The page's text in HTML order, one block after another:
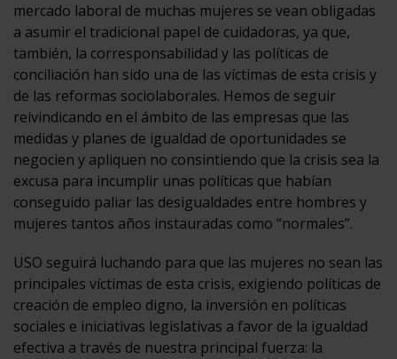
mercado laboral de muchas mujeres se vean obligadas
a asumir el tradicional papel de cuidadoras, ya que,
también, la corresponsabilidad y las políticas de
conciliación han sido una de las víctimas de esta crisis y
de las reformas sociolaborales. Hemos de seguir
reivindicando en el ámbito de las empresas que las
medidas y planes de igualdad de oportunidades se
negocien y apliquen no consintiendo que la crisis sea la
excusa para incumplir unas políticas que habían
conseguido paliar las desigualdades entre hombres y
mujeres tantos años instauradas como “normales”.
USO seguirá luchando para que las mujeres no sean las
principales víctimas de esta crisis, exigiendo políticas de
creación de empleo digno, la inversión en políticas
sociales e iniciativas legislativas a favor de la igualdad
efectiva a través de nuestra principal fuerza: la